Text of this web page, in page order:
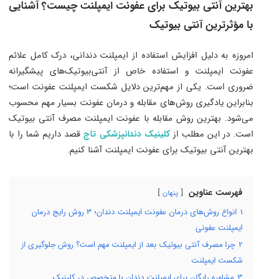
بهترین آنتی بیوتیک برای عفونت ایمپلنت چیست؟ آشنایی
با مؤثرترین آنتی بیوتیک
امروزه به دلیل افزایش استفاده از ایمپلنت دندانی، درک کامل علائم
عفونت ایمپلنت و استفاده خاص از آنتی‌بیوتیک‌های پیشگیرانه
ضروری است. یکی از مهم‌ترین دلایل شکست ایمپلنت عفونت است؛
بنابراین یادگیری روش‌های مقابله و درمان عفونت بسیار مهم محسوب
می‌شود. بهترین روش مقابله با عفونت ایمپلنت مصرف آنتی بیوتیک
است. در این مطلب ازکلینیک دندانپزشکی تاج قصد داریم شما را با
بهترین آنتی بیوتیک برای عفونت ایمپلنت آشنا کنیم.
فهرست عناوین پنهان
1
انواع روش‌های درمان عفونت ایمپلنت دندان؛ ۳ روش رایج درمان
ایمپلنت عفونی
2 چرا مصرف آنتی بیوتیک بعد از ایمپلنت مهم است؟ روش جلوگیری از
شکست ایمپلنت